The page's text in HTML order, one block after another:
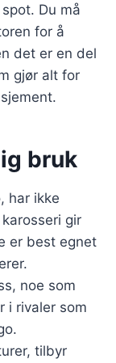
Du må
for å
det er en del
gjør alt for
bruk
har ikke
gir
er best egnet
noe som
i rivaler som
tilbyr